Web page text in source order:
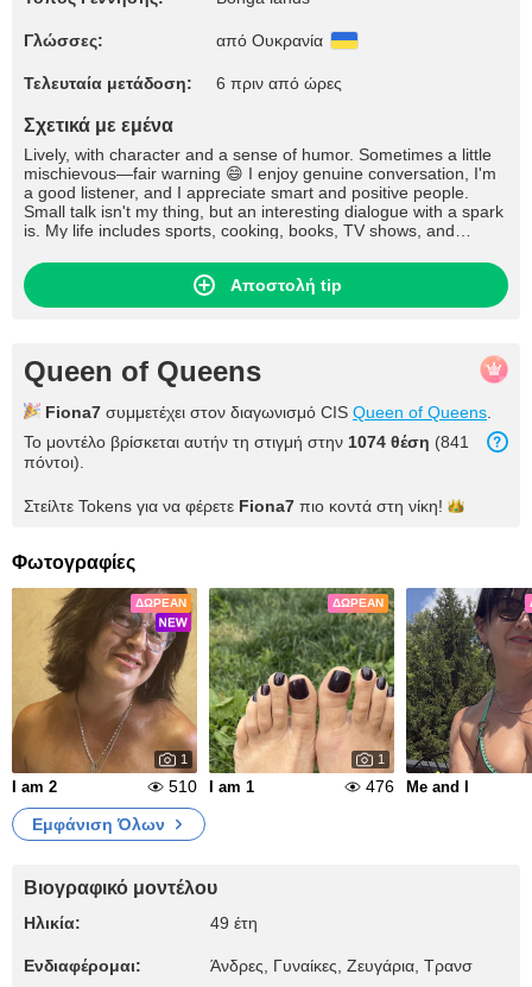
Γλώσσες: από Ουκρανία
Τελευταία μετάδοση: 6 πριν από ώρες
Σχετικά με εμένα
Lively, with character and a sense of humor. Sometimes a little
mischievous—fair warning 😄 I enjoy genuine conversation, I'm
a good listener, and I appreciate smart and positive people.
Small talk isn't my thing, but an interesting dialogue with a spark
is. My life includes sports, cooking, books, TV shows, and
bored with me—I guarantee it 😉
Αποστολή tip
Queen of Queens
Fiona7 συμμετέχει στον διαγωνισμό CIS Queen of Queens
Το μοντέλο βρίσκεται αυτήν τη στιγμή στην 1074 θέση (841
πόντοι).
Στείλτε Tokens για να φέρετε Fiona7 πιο κοντά στη νίκη!
Φωτογραφίες
ΔΩΡΕΆΝ
1
I am 2 510
ΔΩΡΕΆΝ
1
I am 1 476 Me and I
Εμφάνιση Όλων
Βιογραφικό μοντέλου
Ηλικία: 49 έτη
Ενδιαφέρομαι: Άνδρες, Γυναίκες, Zευγάρια, Τρανσ